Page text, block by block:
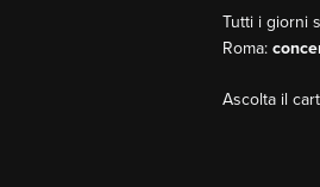
Tutti i giorni
Roma:
Ascolta il